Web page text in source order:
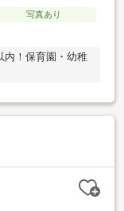
写真あり
内！保育園・幼稚